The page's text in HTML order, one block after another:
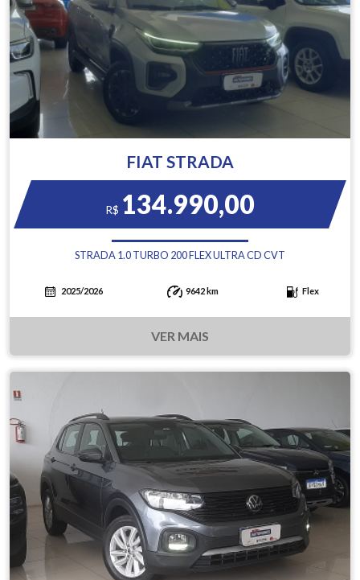
FIAT STRADA
R$ 134.990,00
STRADA 1.0 TURBO 200 FLEX ULTRA CD CVT
2025/2026 9642 km Flex
VER MAIS